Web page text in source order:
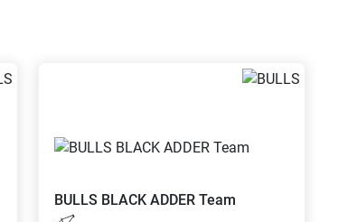
BULLS BLACK ADDER Team